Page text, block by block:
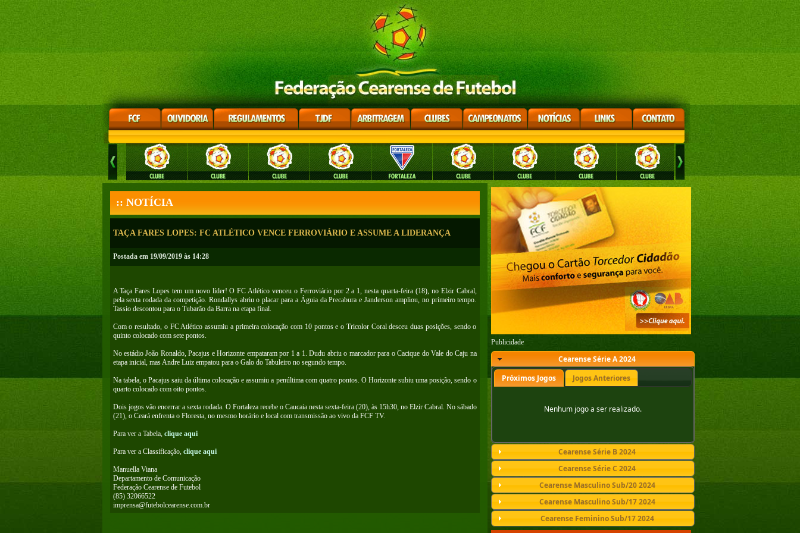
:: NOTÍCIA
TAÇA FARES LOPES: FC ATLÉTICO VENCE FERROVIÁRIO E ASSUME A LIDERANÇA
Postada em 19/09/2019 às 14:28
A Taça Fares Lopes tem um novo líder! O FC Atlético venceu o Ferroviário por 2 a 1, nesta quarta-feira (18), no Elzir Cabral,
pela sexta rodada da competição. Rondallys abriu o placar para a Águia da Precabura e Janderson ampliou, no primeiro tempo.
Tassio descontou para o Tubarão da Barra na etapa final.
Com o resultado, o FC Atlético assumiu a primeira colocação com 10 pontos e o Tricolor Coral desceu duas posições, sendo o
quinto colocado com sete pontos.
No estádio João Ronaldo, Pacajus e Horizonte empataram por 1 a 1. Dudu abriu o marcador para o Cacique do Vale do Caju na
etapa inicial, mas Andre Luiz empatou para o Galo do Tabuleiro no segundo tempo.
Na tabela, o Pacajus saiu da última colocação e assumiu a penúltima com quatro pontos. O Horizonte subiu uma posição, sendo o
quarto colocado com oito pontos.
Dois jogos vão encerrar a sexta rodada. O Fortaleza recebe o Caucaia nesta sexta-feira (20), às 15h30, no Elzir Cabral. No sábado
(21), o Ceará enfrenta o Floresta, no mesmo horário e local com transmissão ao vivo da FCF TV.
Para ver a Tabela, clique aqui
Para ver a Classificação, clique aqui
Manuella Viana
Departamento de Comunicação
Federação Cearense de Futebol
(85) 32066522
imprensa@futebolcearense.com.br
Publicidade
Cearense Série A 2024
Próximos Jogos
Jogos Anteriores
Nenhum jogo a ser realizado.
Cearense Série B 2024
Cearense Série C 2024
Cearense Masculino Sub/20 2024
Cearense Masculino Sub/17 2024
Cearense Feminino Sub/17 2024